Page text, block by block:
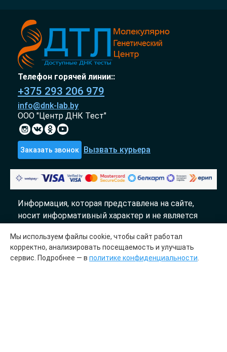
Телефон горячей линии::
+375 293 206 979
info@dnk-lab.by
ООО "Центр ДНК Тест"
Заказать звонок Вызвать курьера
Информация, которая представлена на сайте,
носит информативный характер и не является
«DTL» 2017-2026
Молекулярно генетический центр «ДТЛ»
Мы используем файлы cookie, чтобы сайт работал
корректно, анализировать посещаемость и улучшать
сервис. Подробнее — в политике конфиденциальности